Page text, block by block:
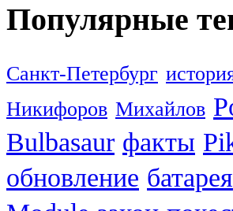
Популярные
Санкт-Петербург
Никифоров Михайлов
Bulbasaur факты
обновление батарея